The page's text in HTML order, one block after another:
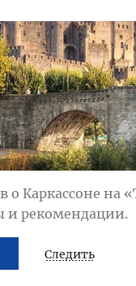
о Каркассоне на
и рекомендации.
Следить